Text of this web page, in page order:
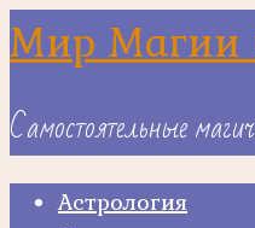
Skip
to
Мир Магии
Самостоятельные
Астрология